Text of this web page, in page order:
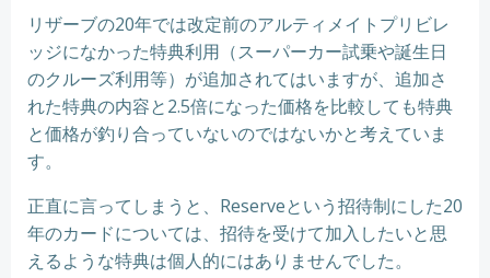
リザーブの20年では改定前のアルティメイトプリビレ
ッジになかった特典利用（スーパーカー試乗や誕生日
のクルーズ利用等）が追加されてはいますが、追加さ
れた特典の内容と2.5倍になった価格を比較しても特典
と価格が釣り合っていないのではないかと考えていま
す。
正直に言ってしまうと、Reserveという招待制にした20
年のカードについては、招待を受けて加入したいと思
えるような特典は個人的にはありませんでした。